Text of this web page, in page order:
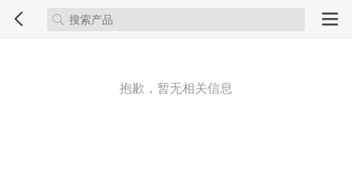
抱歉，暂无相关信息